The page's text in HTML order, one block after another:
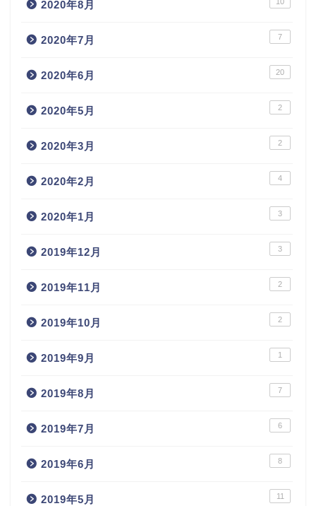
2020年8月
2020年7月 7
2020年6月 20
2020年5月 2
2020年3月 2
2020年2月 4
2020年1月 3
2019年12月 3
2019年11月 2
2019年10月 2
2019年9月 1
2019年8月 7
2019年7月 6
2019年6月 8
2019年5月 11